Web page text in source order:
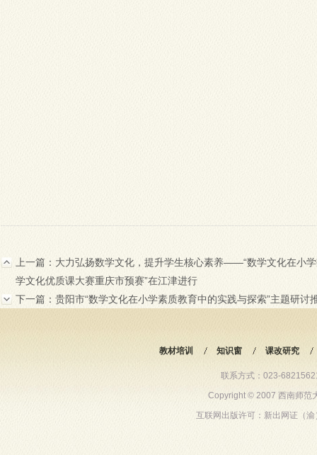
上一篇： 大力弘扬数学文化，提升学生核心素养——“数学文化在小
学文化优质课大赛重庆市预赛”在江津进行
下一篇： 贵阳市“数学文化在小学素质教育中的实践与探索”主题研讨
教材培训 知识窗 课改研究
联系方式：023-
Copyright © 2007 西南师范
互联网出版许可：新出网证（